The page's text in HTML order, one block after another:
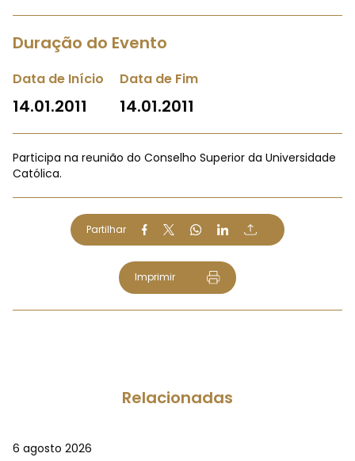
Duração do Evento
Data de Início
14.01.2011
Data de Fim
14.01.2011
Participa na reunião do Conselho Superior da Universidade
Católica.
Partilhar
Imprimir
Relacionadas
6 agosto 2026